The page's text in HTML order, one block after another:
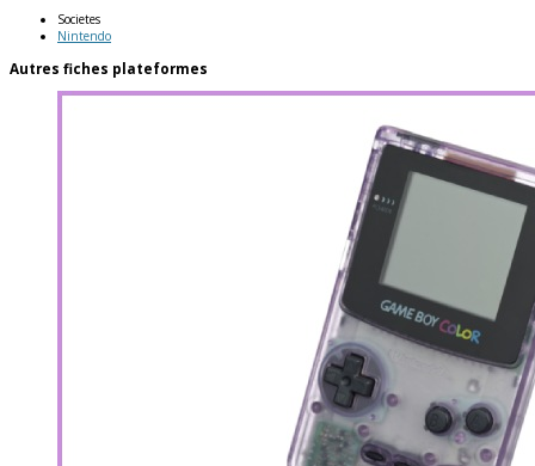
Societes
Nintendo
Autres fiches plateformes